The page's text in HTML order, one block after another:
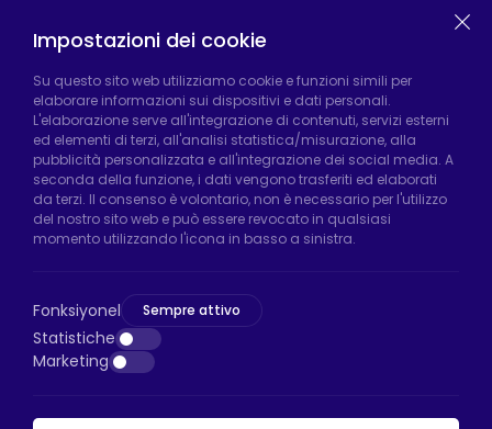
Fabbrica di Hadımköy:Atatürk Industrial Zone,
Uzunçayır Street, No:11 Hadımköy, 34555
Arnavutköy/Istanbul
Telefono:+90 212 640 66 46
Email:export@htsteker.com
Negozio Bayrampasa:Kocatepe
Bayrampaşa/Istanbul
Telefono:+90 530 044 64 87
Email:info@htsteker.com
Impostazioni dei cookie
Su questo sito web utilizziamo cookie e funzioni simili per
elaborare informazioni sui dispositivi e dati personali.
L'elaborazione serve all'integrazione di contenuti, servizi esterni
ed elementi di terzi, all'analisi statistica/misurazione, alla
pubblicità personalizzata e all'integrazione dei social media. A
seconda della funzione, i dati vengono trasferiti ed elaborati
da terzi. Il consenso è volontario, non è necessario per l'utilizzo
del nostro sito web e può essere revocato in qualsiasi
momento utilizzando l'icona in basso a sinistra.
Fonksiyonel Sempre attivo
Statistiche
Marketing